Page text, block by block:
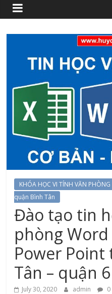
KHÓA HỌC VI TÍNH VĂN PHÒNG
quận Bình Tân
Đào tạo tin
phòng Word
Power
Tân – quận 6
July 30, 2020 admin